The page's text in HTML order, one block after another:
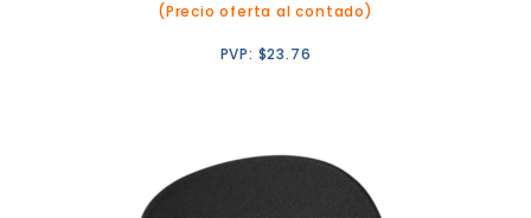
(Precio oferta al contado)
PVP: $23.76